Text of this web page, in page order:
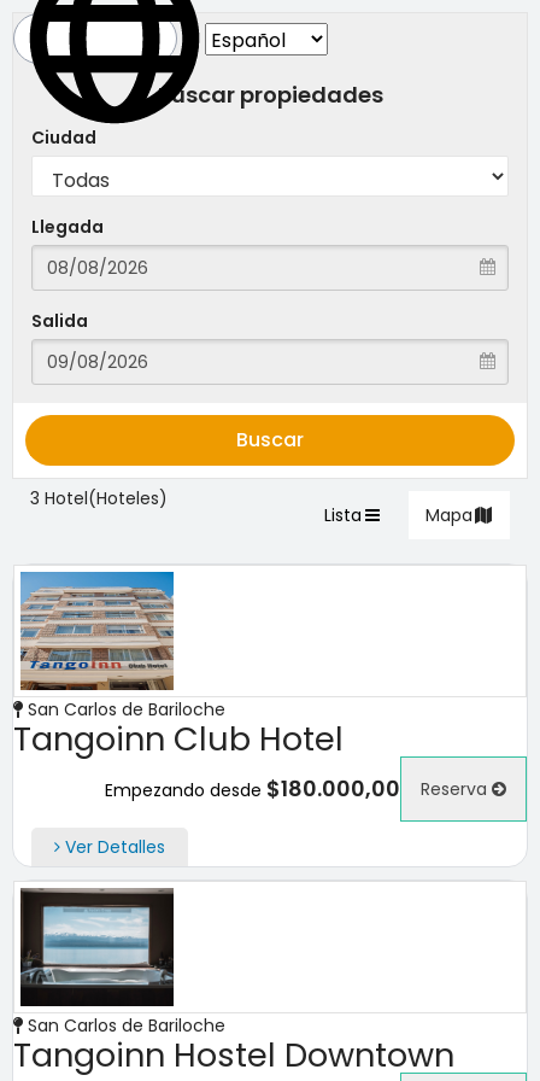
Buscar propiedades
Ciudad
Llegada
Salida
Buscar
3 Hotel(Hoteles)
Lista Mapa
San Carlos de Bariloche
Tangoinn Club Hotel
Empezando desde $180.000,00 Reserva
Ver Detalles
San Carlos de Bariloche
Tangoinn Hostel Downtown